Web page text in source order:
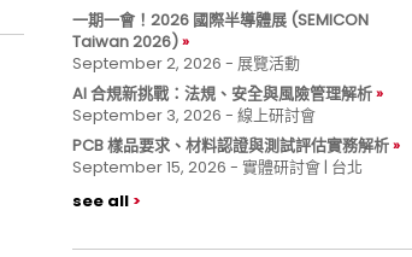
一期一會！2026 國際半導體展 (SEMICON
Taiwan 2026)
September 2, 2026 - 展覽活動
AI 合規新挑戰：法規、安全與風險管理解析
September 3, 2026 - 線上研討會
PCB 樣品要求、材料認證與測試評估實務解析
September 15, 2026 - 實體研討會 | 台北
see all